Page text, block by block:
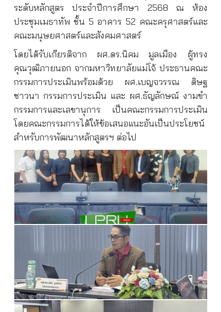
ระดับหลักสูตร ประจำปีการศึกษา 2568 ณ ห้อง
ประชุมเมธาทัพ ชั้น 5 อาคาร 52 คณะครุศาสตร์และ
คณะมนุษยศาสตร์และสังคมศาสตร์
โดยได้รับเกียรติจาก ผศ.ดร.นิคม มูลเมือง ผู้ทรง
คุณวุฒิภายนอก จากมหาวิทยาลัยแม่โจ้ ประธานคณะ
กรรมการประเมินพร้อมด้วย ผศ.เบญจวรรณ ดิษฐ
ชาวนา กรรมการประเมิน และ ผศ.ธัญลักษณ์ งามขำ
กรรมการและเลขานุการ เป็นคณะกรรมการประเมิน
โดยคณะกรรมการได้ให้ข้อเสนอแนะอันเป็นประโยชน์
สำหรับการพัฒนาหลักสูตรฯ ต่อไป